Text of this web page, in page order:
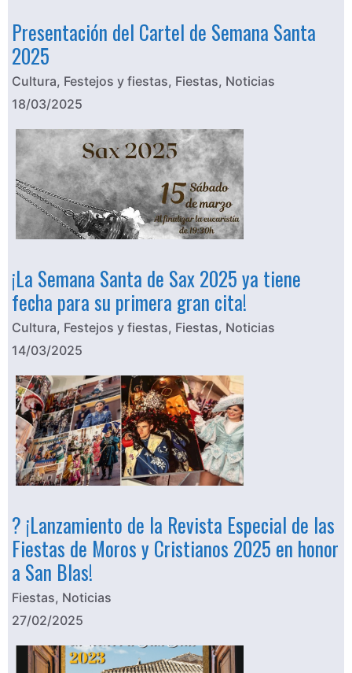
Presentación del Cartel de Semana Santa
2025
Cultura, Festejos y fiestas, Fiestas, Noticias
18/03/2025
¡La Semana Santa de Sax 2025 ya tiene
fecha para su primera gran cita!
Cultura, Festejos y fiestas, Fiestas, Noticias
14/03/2025
? ¡Lanzamiento de la Revista Especial de las
Fiestas de Moros y Cristianos 2025 en honor
a San Blas!
Fiestas, Noticias
27/02/2025